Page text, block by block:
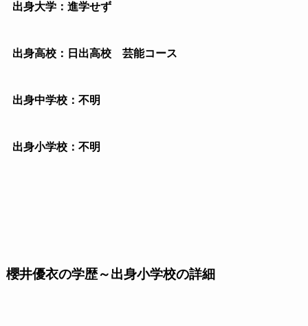
出身大学：進学せず
出身高校：日出高校 芸能コース
出身中学校：不明
出身小学校：不明
櫻井優衣の学歴～出身小学校の詳細